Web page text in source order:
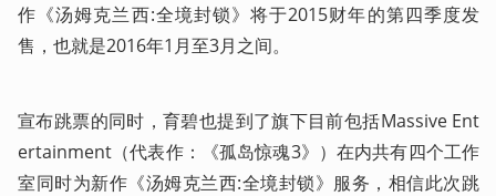
作《汤姆克兰西:全境封锁》将于2015财年的第四季度发
售，也就是2016年1月至3月之间。
宣布跳票的同时，育碧也提到了旗下目前包括Massive Ent
ertainment（代表作：《孤岛惊魂3》）在内共有四个工作
室同时为新作《汤姆克兰西:全境封锁》服务，相信此次跳